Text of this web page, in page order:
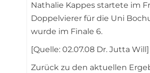
Nathalie Kappes startete im
Doppelvierer für die Uni
wurde im Finale 6.
[Quelle: 02.07.08 Dr. Jutta Will]
Zurück zu den aktuellen